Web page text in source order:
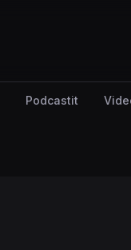
Podcastit